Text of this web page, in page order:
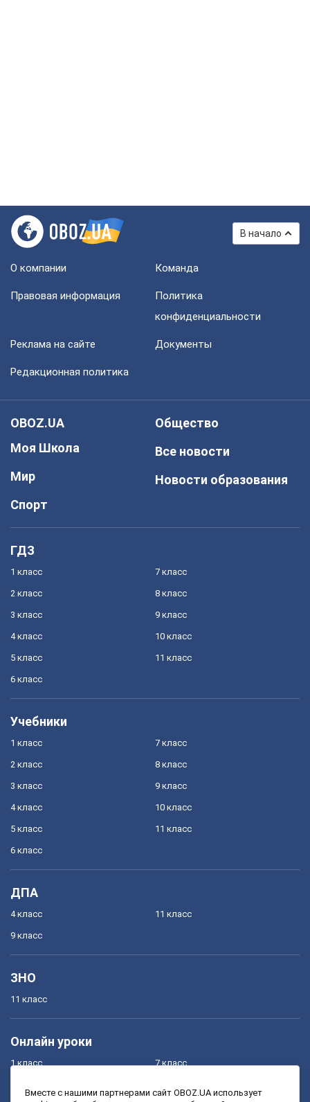
В начало
О компании Команда
Правовая информация
Политика
конфиденциальности
Реклама на сайте Документы
Редакционная политика
OBOZ.UA
Моя Школа
Мир
Спорт
Общество
Все новости
Новости образования
ГДЗ
1 класс
2 класс
3 класс
4 класс
5 класс
6 класс
7 класс
8 класс
9 класс
10 класс
11 класс
Учебники
1 класс
2 класс
3 класс
4 класс
5 класс
6 класс
7 класс
8 класс
9 класс
10 класс
11 класс
ДПА
4 класс
9 класс
11 класс
ЗНО
11 класс
Онлайн уроки
1 класс 7 класс
Вместе с нашими партнерами сайт OBOZ.UA использует